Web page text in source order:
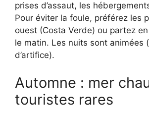
prises d’assaut, les
Pour éviter la foule, préférez les
ouest (Costa Verde) ou partez
le matin. Les nuits sont animées
d’artifice).
Automne : mer
touristes rares